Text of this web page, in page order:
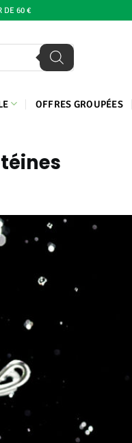
DE 60 €
OFFRES GROUPÉES